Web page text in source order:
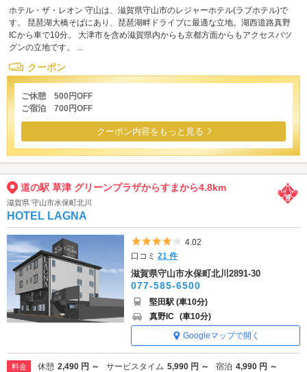
ホテル・ザ・レオン 守山は、滋賀県守山市のレジャーホテル(ラブホテル)で
す。 琵琶湖大橋そばにあり、琵琶湖畔ドライブに最適な立地。湖西道路真野
ICから車で10分。 大津市を含め滋賀県内からも京都方面からもアクセスバツ
グンの立地です。 ...
クーポン
ご休憩 500円OFF
ご宿泊 700円OFF
クーポン内容をもっと見る
道の駅 草津 グリーンプラザからすまから4.8km
滋賀県 守山市水保町北川
HOTEL LAGNA
5つ星のうち4
4.02
口コミ21 件
滋賀県守山市水保町北川2891-30
077-585-6500
堅田駅 (車10分)
真野IC (車10分)
Googleマップで開く
料金 休憩 2,490 円 ～ サービスタイム 5,990 円 ～ 宿泊 4,990 円 ～